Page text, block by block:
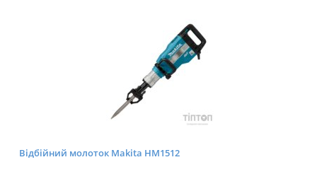
Відбійний молоток Makita HM1512